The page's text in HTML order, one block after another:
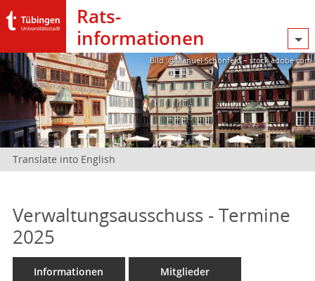
Rats­
informationen
Bild: @Manuel Schönfeld – stock.adobe.com
Translate into English
Verwaltungsausschuss - Termine
2025
Informationen Mitglieder